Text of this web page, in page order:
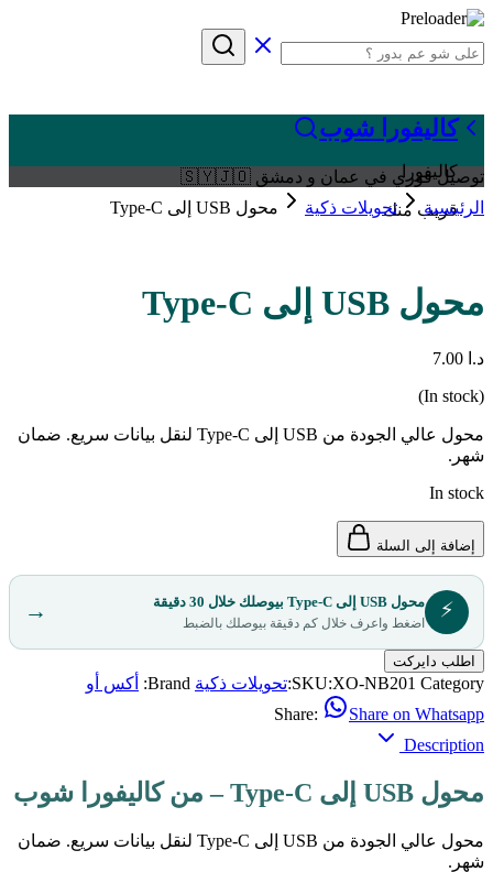
كاليفورا شوب
كاليفورا
قريب منك
توصيل فوري في عمان و دمشق 🇸🇾🇯🇴
الرئيسية
تحويلات ذكية محول USB إلى Type-C
محول USB إلى Type-C
د.ا
(In stock)
محول عالي الجودة من USB إلى Type-C لنقل بيانات سريع. ضمان
شهر.
In stock
إضافة إلى السلة
⚡ محول USB إلى Type-C بيوصلك خلال 30 دقيقة
اضغط واعرف خلال كم دقيقة بيوصلك بالضبط →
اطلب دايركت
SKU:XO-NB201 Category: تحويلات ذكية Brand:
أكس أو
Share:
Share on Whatsapp
Description
محول USB إلى Type-C – من كاليفورا شوب
محول عالي الجودة من USB إلى Type-C لنقل بيانات سريع. ضمان
شهر.